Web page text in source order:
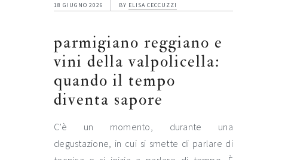
18 GIUGNO 2026 BY ELISA CECCUZZI
parmigiano reggiano e
vini della valpolicella:
quando il tempo
diventa sapore
C’è un momento, durante una
degustazione, in cui si smette di parlare di